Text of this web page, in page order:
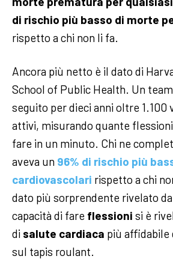
di rischio più basso di morte
rispetto a chi non li fa.
Ancora più netto è il dato di
School of Public Health. Un
seguito per dieci anni oltre 1.100
attivi, misurando quante
fare in un minuto. Chi ne
aveva un 96% di rischio più
cardiovascolari rispetto a chi
dato più sorprendente rivelato
capacità di fare flessioni si è
di salute cardiaca più affidabile
sul tapis roulant.